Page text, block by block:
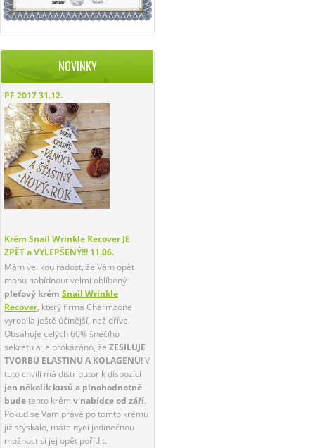
NOVINKY
PF 201731.12.
Krém Snail Wrinkle Recover JE
ZPĚT a VYLEPŠENÝ!!! 11.06.
Mám velikou radost, že Vám opět
mohu nabídnout velmi oblíbený
pleťový krém Snail Wrinkle
Recover, který firma Charmzone
vyrobila ještě účinější, než dříve.
Obsahuje celých 60% šnečího
sekretu a je prokázáno, že ZESILUJE
TVORBU ELASTINU A KOLAGENU!V
tuto chvíli má distributor k dispozici
jen několik kusů a plnohodnotně
budetento krém v nabídce od září.
Pokud se Vám právě po tomto krému
již stýskalo, máte nyní jedinečnou
možnost si jej opět pořídit.